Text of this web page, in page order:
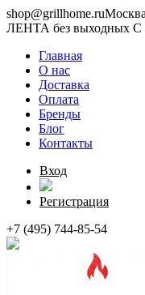
shop@grillhome.ru
ЛЕНТА без выходных С
Главная
О нас
Доставка
Оплата
Бренды
Блог
Контакты
Вход
Регистрация
+7 (495) 744-85-54